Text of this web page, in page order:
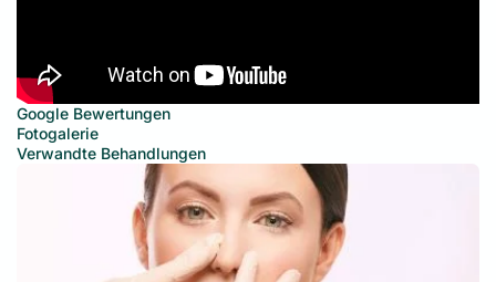
Google Bewertungen
Fotogalerie
Verwandte Behandlungen